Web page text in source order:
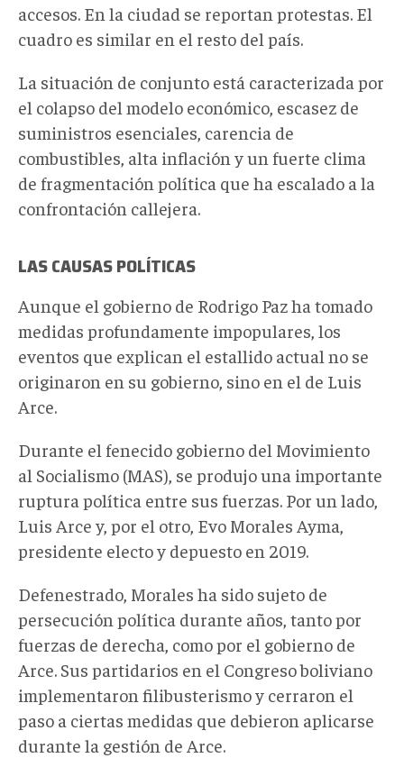
accesos. En la ciudad se reportan protestas. El
cuadro es similar en el resto del país.
La situación de conjunto está caracterizada por
el colapso del modelo económico, escasez de
suministros esenciales, carencia de
combustibles, alta inflación y un fuerte clima
de fragmentación política que ha escalado a la
confrontación callejera.
LAS CAUSAS POLÍTICAS
Aunque el gobierno de Rodrigo Paz ha tomado
medidas profundamente impopulares, los
eventos que explican el estallido actual no se
originaron en su gobierno, sino en el de Luis
Arce.
Durante el fenecido gobierno del Movimiento
al Socialismo (MAS), se produjo una importante
ruptura política entre sus fuerzas. Por un lado,
Luis Arce y, por el otro, Evo Morales Ayma,
presidente electo y depuesto en 2019.
Defenestrado, Morales ha sido sujeto de
persecución política durante años, tanto por
fuerzas de derecha, como por el gobierno de
Arce. Sus partidarios en el Congreso boliviano
implementaron filibusterismo y cerraron el
paso a ciertas medidas que debieron aplicarse
durante la gestión de Arce.